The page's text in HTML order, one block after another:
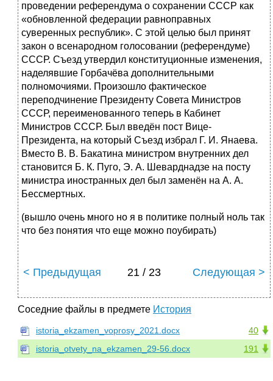
проведении референдума о сохранении СССР как
«обновленной федерации равноправных
суверенных республик». С этой целью был принят
закон о всенародном голосовании (референдуме)
СССР. Съезд утвердил конституционные изменения,
наделявшие Горбачёва дополнительными
полномочиями. Произошло фактическое
переподчинение Президенту Совета Министров
СССР, переименованного теперь в Кабинет
Министров СССР. Был введён пост Вице-
Президента, на который Съезд избрал Г. И. Янаева.
Вместо В. В. Бакатина министром внутренних дел
становится Б. К. Пуго, Э. А. Шеварднадзе на посту
министра иностранных дел был заменён на А. А.
Бессмертных.
(вышло очень много но я в политике полный ноль так
что без понятия что еще можно поубирать)
< Предыдущая 21 / 23 Следующая >
Соседние файлы в предмете История
40
istoria_ekzamen_voprosy_2021.docx
191
istoria_otvety_na_ekzamen_29-56.docx